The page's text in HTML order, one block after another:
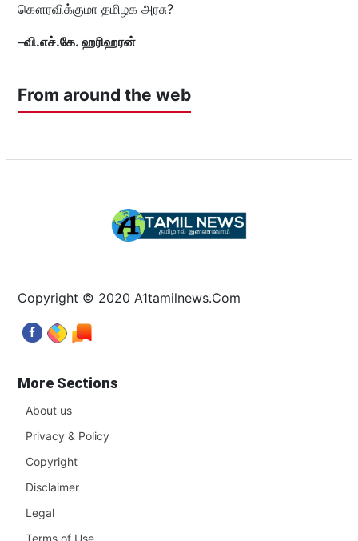
கௌரவிக்குமா தமிழக அரசு?
–வி.எச்.கே. ஹரிஹரன்
From around the web
Copyright © 2020 A1tamilnews.Com
More Sections
About us
Privacy & Policy
Copyright
Disclaimer
Legal